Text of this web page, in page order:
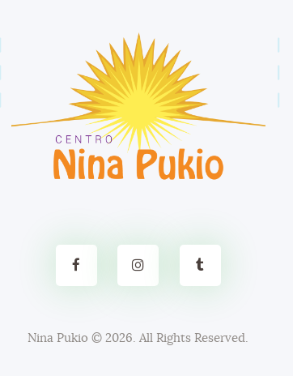
Nina Pukio © 2026. All Rights Reserved.